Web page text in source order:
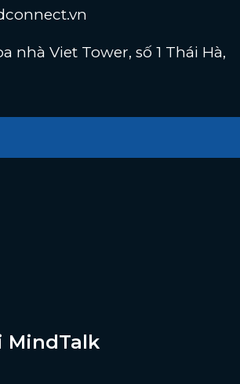
nhà Viet Tower, số 1 Thái Hà,
MindTalk